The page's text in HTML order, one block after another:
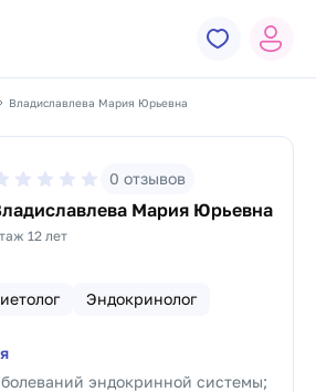
Владиславлева Мария Юрьевна
0 отзывов
Мария Юрьевна
12 лет
Эндокринолог
эндокринной системы;